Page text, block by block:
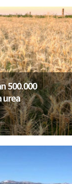
500.000
urea